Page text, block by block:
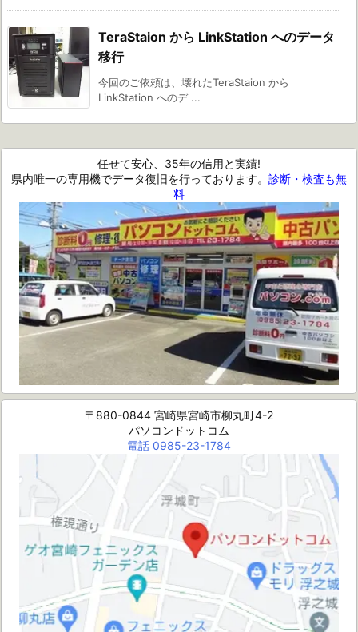
TeraStaion から LinkStation へのデータ
移行
今回のご依頼は、壊れたTeraStaion から
LinkStation へのデ ...
任せて安心、35年の信用と実績!
県内唯一の専用機でデータ復旧を行っております。 診断・検査も無
料
〒880-0844 宮崎県宮崎市柳丸町4-2
パソコンドットコム
電話 0985-23-1784